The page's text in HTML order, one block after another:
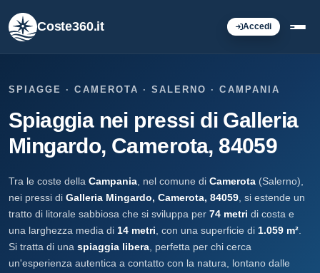
Coste360.it Accedi
SPIAGGE · CAMEROTA · SALERNO · CAMPANIA
Spiaggia nei pressi di Galleria
Mingardo, Camerota, 84059
Tra le coste della Campania , nel comune di Camerota (Salerno),
nei pressi di Galleria Mingardo, Camerota, 84059 , si estende un
tratto di litorale sabbiosa che si sviluppa per 74 metri di costa e
una larghezza media di 14 metri , con una superficie di 1.059 m²
Si tratta di una spiaggia libera , perfetta per chi cerca
un'esperienza autentica a contatto con la natura, lontano dalle